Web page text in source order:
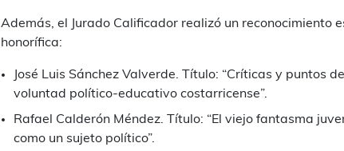
Además, el Jurado Calificador realizó un reconocimiento
honorífica:
José Luis Sánchez Valverde.
Título: “Críticas y puntos
voluntad político-educativo costarricense”.
Rafael Calderón Méndez.
Título: “El viejo fantasma
como un sujeto político”.